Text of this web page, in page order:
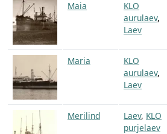
Maia
KLO
aurulaev,
Laev
Maria
KLO
aurulaev,
Laev
Merilind Laev, KLO
purjelaev